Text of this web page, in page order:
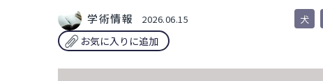
学術情報 2026.06.15 犬
お気に入りに追加